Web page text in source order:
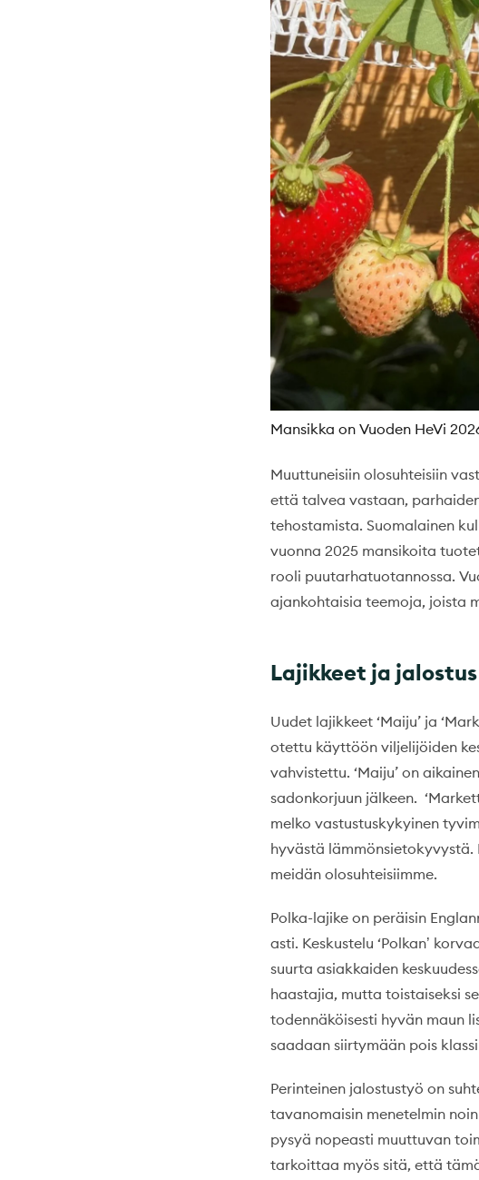
Mansikka on Vuoden HeVi
Muuttuneisiin olosuhteisiin
että talvea vastaan,
tehostamista. Suomalainen
vuonna 2025 mansikoita
rooli puutarhatuotannossa.
ajankohtaisia teemoja, joista
Lajikkeet ja jalostus
Uudet lajikkeet ‘Maiju’ ja
otettu käyttöön viljelijöiden
vahvistettu. ‘Maiju’ on
sadonkorjuun jälkeen.
melko vastustuskykyinen
hyvästä lämmönsietokyvystä.
meidän olosuhteisiimme.
Polka-lajike on peräisin
asti. Keskustelu ‘Polkan’
suurta asiakkaiden
haastajia, mutta toistaiseksi
todennäköisesti hyvän maun
saadaan siirtymään pois
Perinteinen jalostustyö on
tavanomaisin menetelmin
pysyä nopeasti muuttuvan
tarkoittaa myös sitä, että